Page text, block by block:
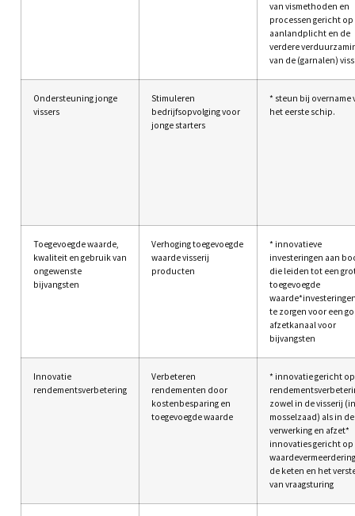
van vismethoden en
processen gericht op
aanlandplicht en de
verdere
van de (garnalen)
Ondersteuning jonge
vissers
Stimuleren
bedrijfsopvolging voor
jonge starters
* steun bij overname
het eerste schip.
Toegevoegde waarde,
kwaliteit en gebruik van
ongewenste
bijvangsten
Verhoging toegevoegde
waarde visserij
producten
* innovatieve
investeringen aan
die leiden tot een
toegevoegde
te zorgen voor een
afzetkanaal voor
bijvangsten
Innovatie
rendementsverbetering
Verbeteren
rendementen door
kostenbesparing en
toegevoegde waarde
* innovatie gericht op
zowel in de visserij
mosselzaad) als in de
verwerking en afzet*
innovaties gericht op
de keten en het
van vraagsturing